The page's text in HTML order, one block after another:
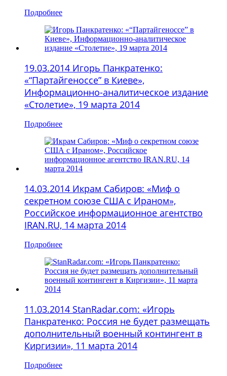
Подробнее
19.03.2014 Игорь Панкратенко:
«“Партайгеноссе” в Киеве»,
Информационно-аналитическое издание
«Столетие», 19 марта 2014
Подробнее
14.03.2014 Икрам Сабиров: «Миф о
секретном союзе США с Ираном»,
Российское информационное агентство
IRAN.RU, 14 марта 2014
Подробнее
11.03.2014 StanRadar.com: «Игорь
Панкратенко: Россия не будет размещать
дополнительный военный контингент в
Киргизии», 11 марта 2014
Подробнее